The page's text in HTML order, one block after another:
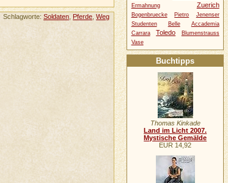
Schlagworte:Soldaten Pferde ,Weg
Ermahnung
Zuerich
Bogenbruecke Pietro
Jenenser
Studenten
Belle
Accademia
Carrara
Toledo
Blumenstrauss
Vase
Buchtipps
Thomas Kinkade
Land im Licht 2007.
Mystische Gemälde
EUR 14,92